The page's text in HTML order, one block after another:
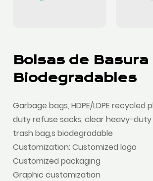
Bolsas de Basura
Biodegradables
Garbage bags, HDPE/LDPE recycled
duty refuse sacks, clear heavy-duty
trash bag,s biodegradable
Customization: Customized logo
Customized packaging
Graphic customization